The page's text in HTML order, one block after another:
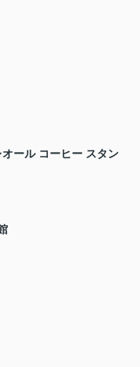
ール コーヒー スタン